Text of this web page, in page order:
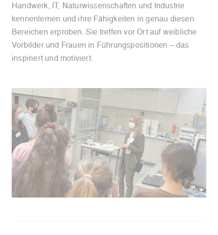
Handwerk, IT, Naturwissenschaften und Industrie
kennenlernen und ihre Fähigkeiten in genau diesen
Bereichen erproben. Sie treffen vor Ort auf weibliche
Vorbilder und Frauen in Führungspositionen – das
inspiriert und motiviert.